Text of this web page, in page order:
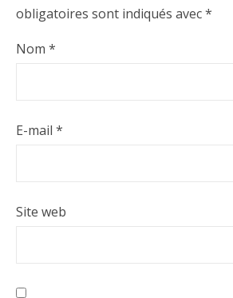
obligatoires sont indiqués avec*
Nom *
E-mail *
Site web